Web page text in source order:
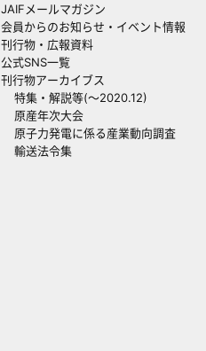
JAIFメールマガジン
会員からのお知らせ・イベント情報
刊行物・広報資料
公式SNS一覧
刊行物アーカイブス
特集・解説等(～2020.12)
原産年次大会
原子力発電に係る産業動向調査
輸送法令集